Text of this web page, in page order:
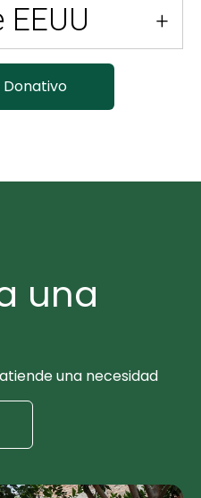
una
una necesidad